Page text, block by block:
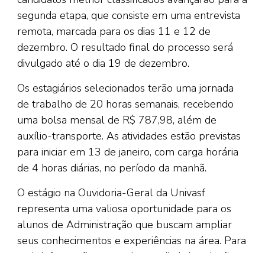
segunda etapa, que consiste em uma entrevista
remota, marcada para os dias 11 e 12 de
dezembro. O resultado final do processo será
divulgado até o dia 19 de dezembro.
Os estagiários selecionados terão uma jornada
de trabalho de 20 horas semanais, recebendo
uma bolsa mensal de R$ 787,98, além de
auxílio-transporte. As atividades estão previstas
para iniciar em 13 de janeiro, com carga horária
de 4 horas diárias, no período da manhã.
O estágio na Ouvidoria-Geral da Univasf
representa uma valiosa oportunidade para os
alunos de Administração que buscam ampliar
seus conhecimentos e experiências na área. Para